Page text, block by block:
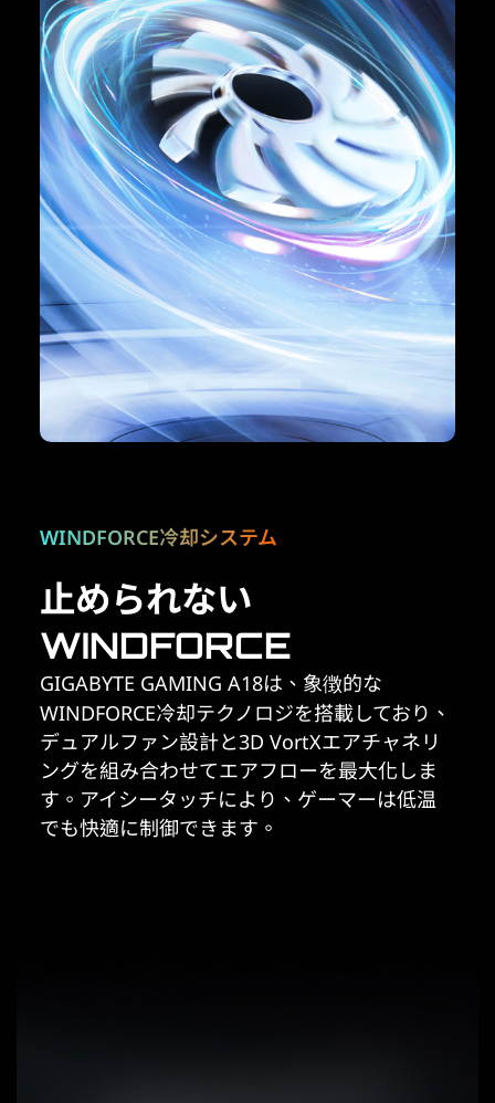
WINDFORCE冷却システム
止められない
WINDFORCE
GIGABYTE GAMING A18は、象徴的な
WINDFORCE冷却テクノロジを搭載しており、
デュアルファン設計と3D VortXエアチャネリ
ングを組み合わせてエアフローを最大化しま
す。アイシータッチにより、ゲーマーは低温
でも快適に制御できます。